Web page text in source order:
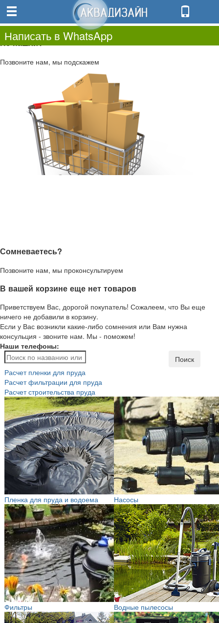
0.00
0
Не нашли?
Позвоните нам, мы подскажем
Сомневаетесь?
Позвоните нам, мы проконсультируем
В вашей корзине еще нет товаров
Приветствуем Вас, дорогой покупатель! Сожалеем, что Вы еще
ничего не добавили в корзину.
Если у Вас возникли какие-либо сомнения или Вам нужна
консульция - звоните нам. Мы - поможем!
Наши телефоны:
Написать в WhatsApp
Поиск
Расчет пленки для пруда
Расчет фильтрации для пруда
Расчет строительства пруда
Пленка для пруда и водоема Насосы
Фильтры Водные пылесосы